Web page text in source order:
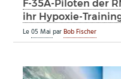
F-35A-Piloten der
ihr Hypoxie-
Le05 MaiparBob Fischer